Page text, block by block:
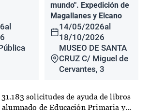
al
mundo". Expedición de
Magallanes y Elcano
14/05/2026al
18/10/2026
MUSEO DE SANTA
CRUZ C/ Miguel de
Cervantes, 3
solicitudes de ayuda de libros
de Educación Primaria y...